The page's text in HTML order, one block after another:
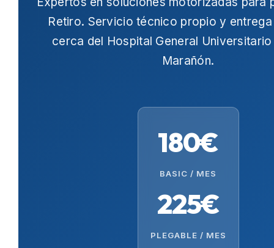
Retiro. Servicio técnico propio y
cerca del Hospital General
Marañón.
180€
BASIC / MES
225€
PLEGABLE / MES